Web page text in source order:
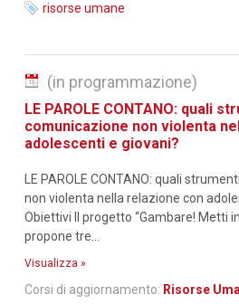
risorse umane
LE PAROLE CONTANO: quali
comunicazione non violenta
adolescenti e giovani?
LE PAROLE CONTANO: quali
non violenta nella relazione con
Obiettivi Il progetto “Gambare! Metti
propone tre...
Visualizza »
Corsi di aggiornamento: Risorse
(in programmazione)